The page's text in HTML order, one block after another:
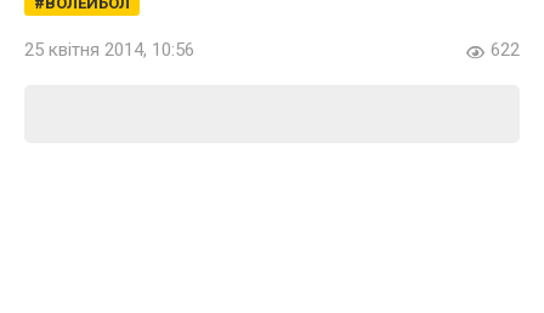
25 квітня 2014, 10:56 622